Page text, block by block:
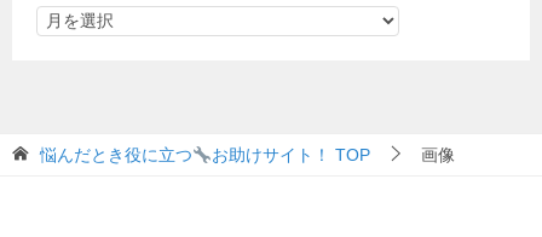
悩んだとき役に立つ お助けサイト！ TOP 画像